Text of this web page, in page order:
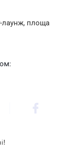
лаунж, площа